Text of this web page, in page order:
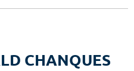
CHANQUES